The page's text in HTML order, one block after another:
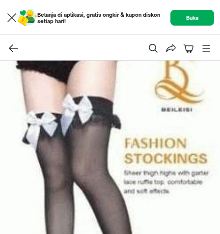
Belanja di aplikasi, gratis ongkir & kupon diskon
setiap hari!
Buka